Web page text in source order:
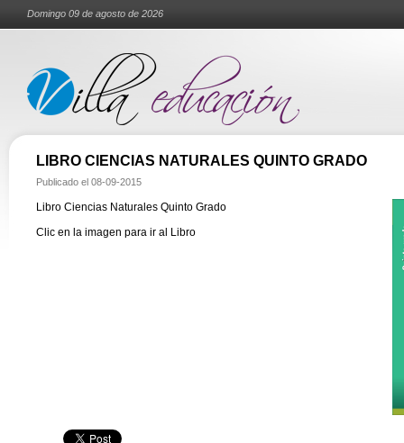
Domingo 09 de agosto de 2026
LIBRO CIENCIAS NATURALES QUINTO GRADO
Publicado el 08-09-2015
Libro Ciencias Naturales Quinto Grado
Clic en la imagen para ir al Libro